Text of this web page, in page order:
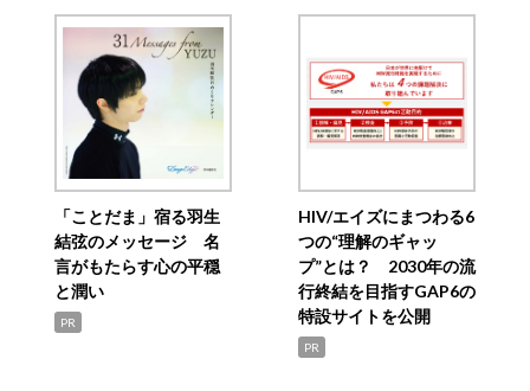
「ことだま」宿る羽生
結弦のメッセージ 名
言がもたらす心の平穏
と潤い
PR
HIV/エイズにまつわる6
つの“理解のギャッ
プ”とは？ 2030年の流
行終結を目指すGAP6の
特設サイトを公開
PR